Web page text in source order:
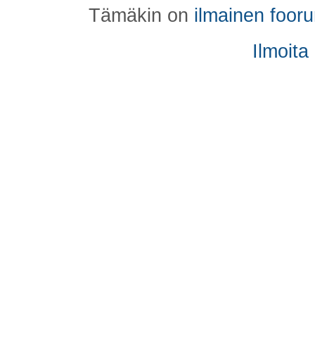
Tämäkin on ilmainen